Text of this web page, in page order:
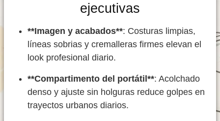
ejecutivas
**Imagen y acabados**: Costuras limpias,
líneas sobrias y cremalleras firmes elevan el
look profesional diario.
**Compartimento del portátil**: Acolchado
denso y ajuste sin holguras reduce golpes en
trayectos urbanos diarios.